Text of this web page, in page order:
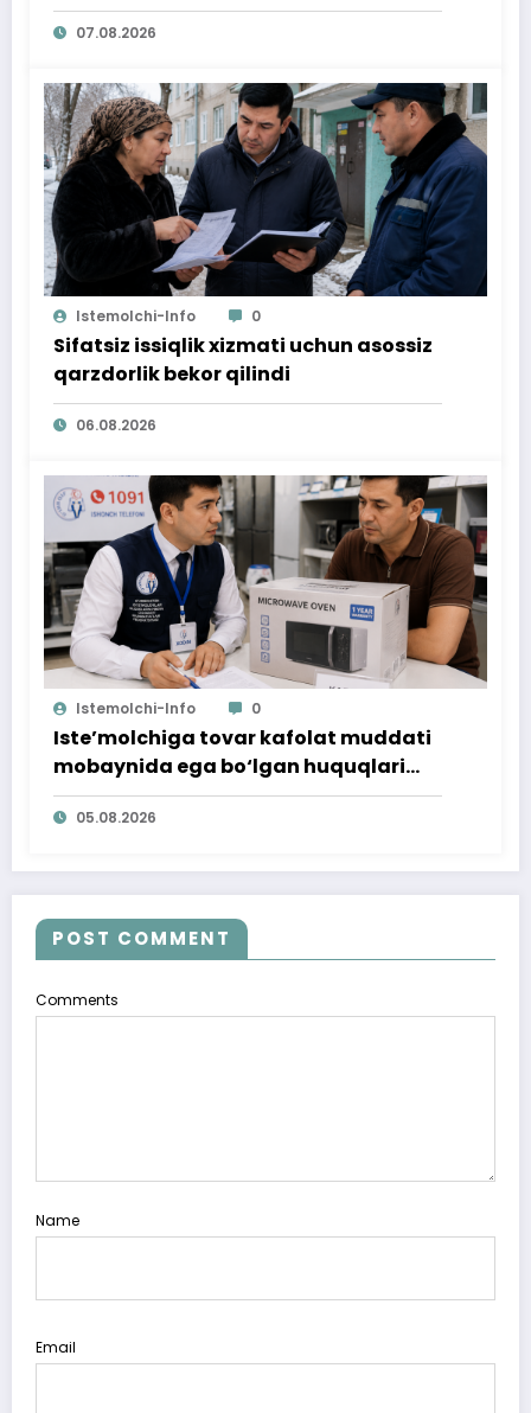
07.08.2026
Istemolchi-Info 0
Sifatsiz issiqlik xizmati uchun asossiz
qarzdorlik bekor qilindi
06.08.2026
Istemolchi-Info 0
Iste’molchiga tovar kafolat muddati
mobaynida ega bo‘lgan huquqlari
ta’minlab berildi
05.08.2026
POST COMMENT
Comments
Name
Email